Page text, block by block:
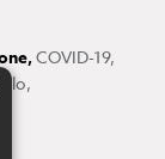
,COVID-19,
,